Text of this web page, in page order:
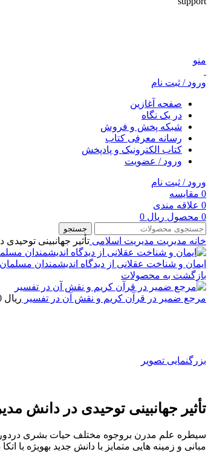
منو
ورود / ثبت نام
صفحه آغازین
در یک نگاه
شبکه پخش و فروش
رسانه معرفی کتاب
کتاب الکترونیک و پادپخش
ورود / عضویت
ورود / ثبت نام
0 مقایسه
0 علاقه مندی
0 محصول ریال
جستجو
خانه مديريت مدیریت اسلامی تأثیر جهان‏بینی
ایمان و شناخت عقلانی از دیدگاه اندیشمندان مسلمان
بازگشت به محصولات
مرجع ضمیر در قرآن کریم و نقش آن در تفسیر ریال
بزرگنمایی تصویر
تأثیر جهان‏بینی توحیدی در دانش
سیطره علم مدرن بروجوه مختلف حیات بشری
مبانی و‌ زمینه‏ هایی متمایز با دانش جدید به‏ویژه با